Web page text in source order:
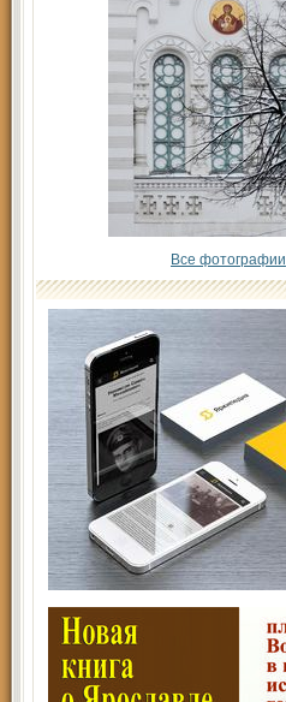
Все фотографии